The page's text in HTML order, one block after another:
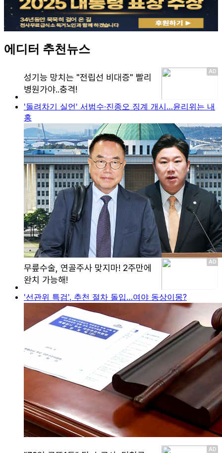
에디터 추천뉴스
'돌려차기 실언' 서범수·진종오 징계 개시…윤리위는 내
홍
'선관위 특검', 추천 절차 돌입…여야 동상이몽?